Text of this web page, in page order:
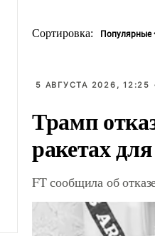
Сортировка:
5 АВГУСТА 2026, 12:25
Трамп
ракетах
FT сообщила об